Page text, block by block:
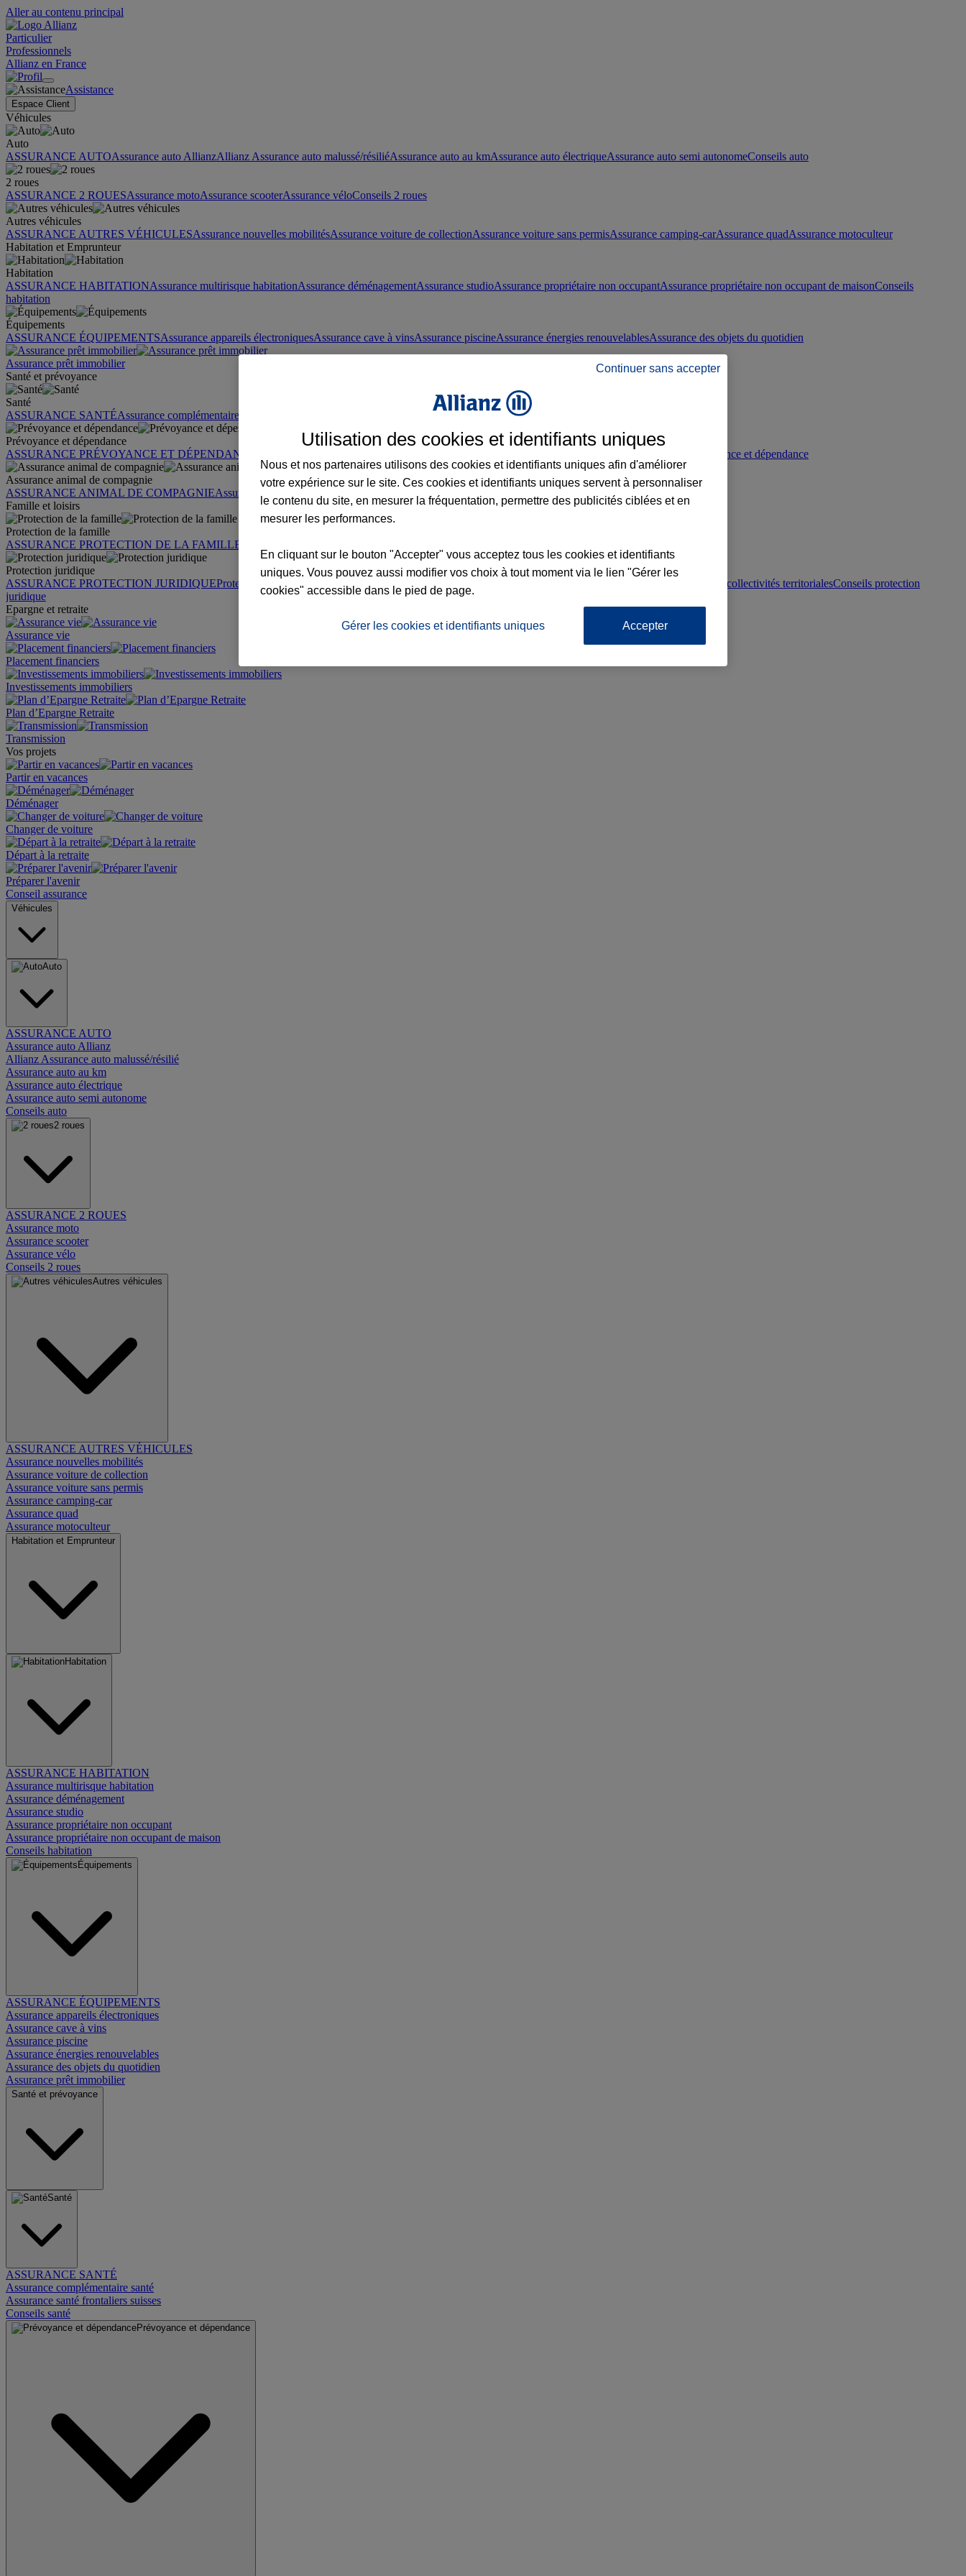
Aller au contenu principal
Particulier
Professionnels
Allianz en France
Assistance
Espace Client
Véhicules
Auto
ASSURANCE AUTOAssurance auto AllianzAllianz Assurance auto malussé/résiliéAssurance auto au kmAssurance auto électriqueAssurance auto semi autonomeConseils auto
2 roues
ASSURANCE 2 ROUESAssurance motoAssurance scooterAssurance véloConseils 2 roues
Autres véhicules
ASSURANCE AUTRES VÉHICULESAssurance nouvelles mobilitésAssurance voiture de collectionAssurance voiture sans permisAssurance camping-carAssurance quadAssurance motoculteur
Habitation et Emprunteur
Habitation
ASSURANCE HABITATIONAssurance multirisque habitationAssurance déménagementAssurance studioAssurance propriétaire non occupantAssurance propriétaire non occupant de maisonConseils
habitation
Équipements
ASSURANCE ÉQUIPEMENTSAssurance appareils électroniquesAssurance cave à vinsAssurance piscineAssurance énergies renouvelablesAssurance des objets du quotidien
Assurance prêt immobilier
Santé et prévoyance
Santé
ASSURANCE SANTÉAssurance complémentaire santé Conseils santé
Prévoyance et dépendance
ASSURANCE PRÉVOYANCE ET DÉPENDANCE
Conseils prévoyance et dépendance
Assurance animal de compagnie
ASSURANCE ANIMAL DE COMPAGNIEAssurance chien Assurance chat
Conseils animal de compagnie
Famille et loisirs
Protection de la famille
ASSURANCE PROTECTION DE LA FAMILLE
Protection juridique
ASSURANCE PROTECTION JURIDIQUEProtection juridique particuliers Protection juridique immobilière Protection juridique collectivités territorialesConseils protection
juridique
Epargne et retraite
Assurance vie
Placement financiers
Investissements immobiliers
Plan d’Epargne Retraite
Transmission
Vos projets
Partir en vacances
Déménager
Changer de voiture
Départ à la retraite
Préparer l'avenir
Conseil assurance
Véhicules
Auto
ASSURANCE AUTO
Assurance auto Allianz
Allianz Assurance auto malussé/résilié
Assurance auto au km
Assurance auto électrique
Assurance auto semi autonome
Conseils auto
2 roues
ASSURANCE 2 ROUES
Assurance moto
Assurance scooter
Assurance vélo
Conseils 2 roues
Autres véhicules
ASSURANCE AUTRES VÉHICULES
Assurance nouvelles mobilités
Assurance voiture de collection
Assurance voiture sans permis
Assurance camping-car
Assurance quad
Assurance motoculteur
Habitation et Emprunteur
Habitation
ASSURANCE HABITATION
Assurance multirisque habitation
Assurance déménagement
Assurance studio
Assurance propriétaire non occupant
Assurance propriétaire non occupant de maison
Conseils habitation
Équipements
ASSURANCE ÉQUIPEMENTS
Assurance appareils électroniques
Assurance cave à vins
Assurance piscine
Assurance énergies renouvelables
Assurance des objets du quotidien
Assurance prêt immobilier
Santé et prévoyance
Santé
ASSURANCE SANTÉ
Assurance complémentaire santé
Assurance santé frontaliers suisses
Conseils santé
Prévoyance et dépendance
Continuer sans accepter
Utilisation des cookies et identifiants uniques
Nous et nos partenaires utilisons des cookies et identifiants uniques afin d'améliorer
votre expérience sur le site. Ces cookies et identifiants uniques servent à personnaliser
le contenu du site, en mesurer la fréquentation, permettre des publicités ciblées et en
mesurer les performances.
En cliquant sur le bouton "Accepter" vous acceptez tous les cookies et identifiants
uniques. Vous pouvez aussi modifier vos choix à tout moment via le lien "Gérer les
cookies" accessible dans le pied de page.
Gérer les cookies et identifiants uniques Accepter